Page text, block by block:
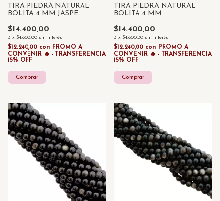
TIRA PIEDRA NATURAL
BOLITA 4 MM JASPE
$14.400,00
3 x $4.800,00 sin interés
$12.240,00 con PROMO A
CONVENIR 🔥 - TRANSFERENCIA
15% OFF
TIRA PIEDRA NATURAL
BOLITA 4 MM
UNID
$14.400,00
3 x $4.800,00 sin interés
$12.240,00 con PROMO A
CONVENIR 🔥 - TRANSFERENCIA
15% OFF